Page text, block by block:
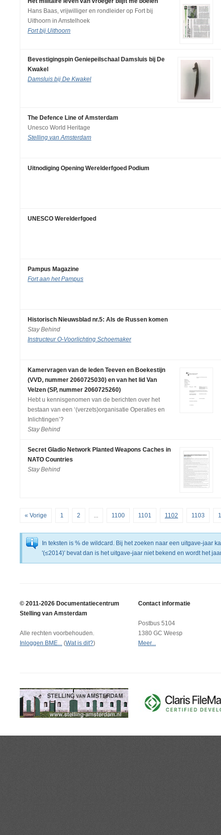
Hans Baas, vrijwilliger en rondleider op Fort bij
Uithoorn in Amstelhoek
Fort bij Uithoorn
Bevestigingspin Geniepeilschaal Damsluis bij De
Kwakel
Damsluis bij De Kwakel
The Defence Line of Amsterdam
Unesco World Heritage
Stelling van Amsterdam
Uitnodiging Opening Werelderfgoed Podium
UNESCO Werelderfgoed
Pampus Magazine
Fort aan het Pampus
Historisch Nieuwsblad nr.5: Als de Russen komen
Stay Behind
Instructeur O-Voorlichting Schoemaker
Kamervragen van de leden Teeven en Boekestijn
(VVD, nummer 2060725030) en van het lid Van
Velzen (SP, nummer 2060725260)
Hebt u kennisgenomen van de berichten over het
bestaan van een ‘(verzets)organisatie Operaties en
Inlichtingen’?
Stay Behind
Secret Gladio Network Planted Weapons Caches in
NATO Countries
Stay Behind
« Vorige 1 2 ... 1100 1101 1102 1103
In teksten is % de wildcard. Bij het zoeken naar een uitgave-jaar
'(≤2014)' bevat dan is het uitgave-jaar niet bekend en wordt het
© 2011-2026 Documentatiecentrum
Stelling van Amsterdam
Alle rechten voorbehouden.
Inloggen BME... (Wat is dit?)
Contact informatie
Postbus 5104
1380 GC Weesp
Meer...